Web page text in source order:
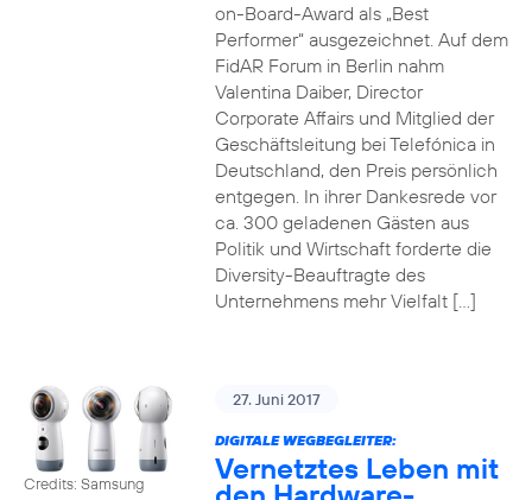
on-Board-Award als „Best
Performer“ ausgezeichnet. Auf dem
FidAR Forum in Berlin nahm
Valentina Daiber, Director
Corporate Affairs und Mitglied der
Geschäftsleitung bei Telefónica in
Deutschland, den Preis persönlich
entgegen. In ihrer Dankesrede vor
ca. 300 geladenen Gästen aus
Politik und Wirtschaft forderte die
Diversity-Beauftragte des
Unternehmens mehr Vielfalt […]
Credits: Samsung
27. Juni 2017
DIGITALE WEGBEGLEITER:
Vernetztes Leben mit